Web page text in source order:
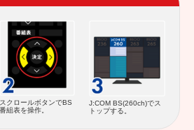
スクロールボタンでBS
番組表を操作。
J:COM BS(260ch)でス
トップする。